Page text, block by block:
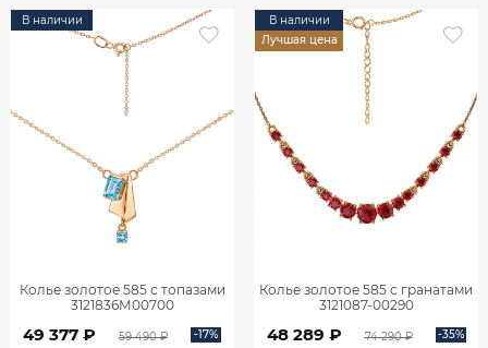
В наличии
Колье золотое 585 с топазами
3121836М00700
49 377 ₽ 59 490 ₽ -17%
В наличии
Лучшая цена
Колье золотое 585 с гранатами
3121087-00290
48 289 ₽ 74 290 ₽ -35%